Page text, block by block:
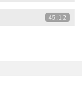
45:12